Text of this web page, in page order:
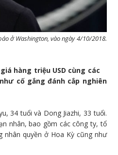
ở Washington, vào ngày 4/10/2018.
hàng triệu USD cùng các
cố gắng đánh cắp nghiên
34 tuổi và Dong Jiazhi, 33 tuổi.
nhân, bao gồm các công ty, tổ
nhân quyền ở Hoa Kỳ cũng như